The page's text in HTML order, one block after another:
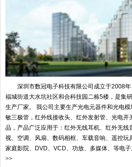
深圳市数冠电子科技有限公司成立于2008年
福城街道大水坑社区和合科技园二栋5楼，是集
生产厂家。 我公司主要生产光电元器件和光电
敏三极管，红外线接收头、红外发射管、光电开
品，产品广泛应用于：红外无线耳机、红外无线
视、空调、风扇、数码相框、车载音响、遥控玩
家庭影院、DVD、VCD、功放、多媒体、等电
>>